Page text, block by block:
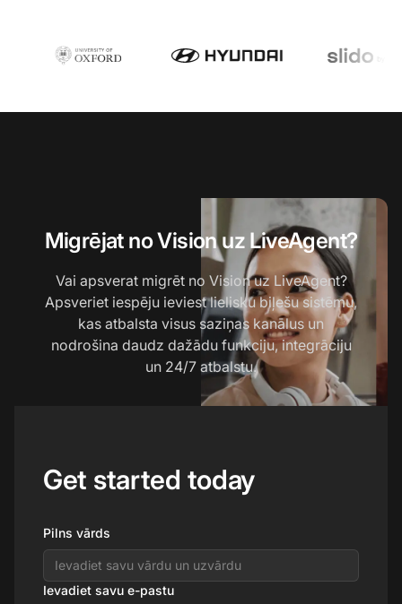
Migrējat no Vision uz LiveAgent?
Vai apsverat migrēt no Vision uz LiveAgent?
Apsveriet iespēju ieviest lielisku biļešu sistēmu,
kas atbalsta visus saziņas kanālus un
nodrošina daudz dažādu funkciju, integrāciju
un 24/7 atbalstu.
Get started today
Pilns vārds
Ievadiet savu e-pastu